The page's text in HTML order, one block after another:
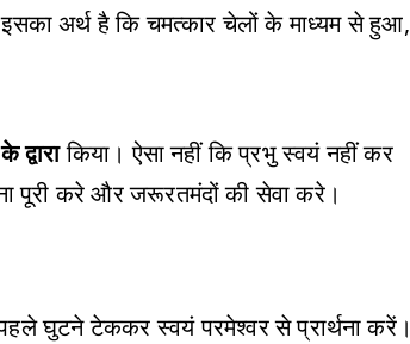
अर्थ है कि चमत्कार चेलों के माध्यम से हुआ,
किया। ऐसा नहीं कि प्रभु स्वयं नहीं कर
पूरी करे और जरूरतमंदों की सेवा करे।
घुटने टेककर स्वयं परमेश्वर से प्रार्थना करें।